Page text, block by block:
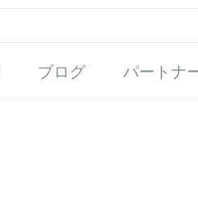
ブログ パートナ